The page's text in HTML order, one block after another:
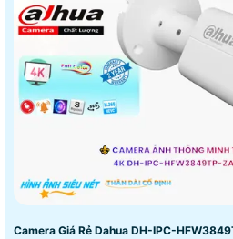
Camera Giá Rẻ Dahua DH-IPC-